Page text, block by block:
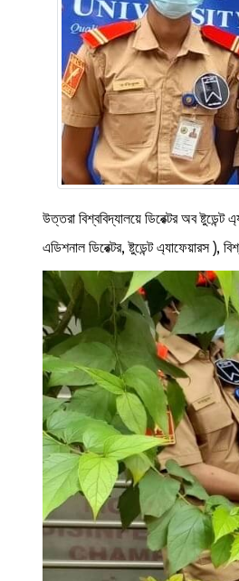
উত্তরা বিশ্ববিদ্যালয়ে ডিরেক্টর অব
এডিশনাল ডিরেক্টর, ষ্টুডেন্ট এ্যাফেয়ারস ),